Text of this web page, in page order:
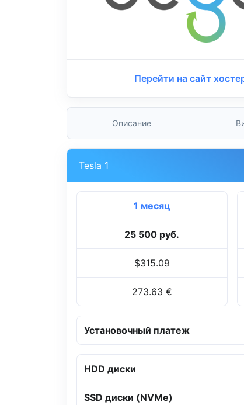
Перейти на сайт
Описание
Tesla 1
1 месяц
25 500 руб.
$315.09
273.63 €
Установочный платеж
HDD диски
SSD диски (NVMe)